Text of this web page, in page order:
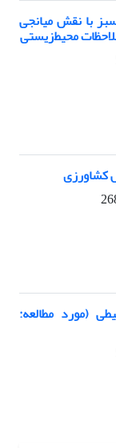
با نقش میانجی
محیط‌زیستی
کشاورزی
(مورد مطالعه: